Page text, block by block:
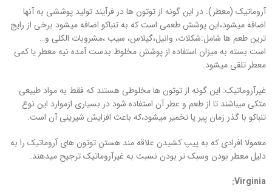
آروماتیک (معطر): در این گونه از توتون ها در فرآیند تولید پوششی به آنها
اضافه میشود،این پوشش طعمی است که به تنباکو اضافه میشود برخی از رایج
ترین طعم ها شامل:شکلات، وانیل،گیلاس، سیب ،مشروبات الکلی و…
است.بسته به میزان استفاده از پوشش مخلوط بدست آمده نیه معطر یا کمی
معطر تلقی میشود.
غیرآروماتیک: این گونه از توتون ها مخلوطی هستند که فقط به مواد طبیعی
متکی میباشند تا از طعم و عطر آن استفاده شود در بسیاری ازموارد این نوع
تنباکو با گذر زمان پیر یا تخمیر میشود،که باعث افزایش شیرینی آن است.
معمولا افرادی که به پیپ کشیدن علاقه مند هستن توتون های آروماتیک را به
دلیل معطر بودن وسبک تر بودن نسبت به غیرآروماتیک ترجیح میدهند.
Virginia
: